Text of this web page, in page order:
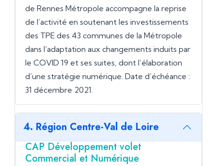
de Rennes Métropole accompagne la reprise
de l’activité en soutenant les investissements
des TPE des 43 communes de la Métropole
dans l’adaptation aux changements induits par
le COVID 19 et ses suites, dont l’élaboration
d’une stratégie numérique. Date d’échéance :
31 décembre 2021.
4. Région Centre-Val de Loire
CAP Développement volet
Commercial et Numérique